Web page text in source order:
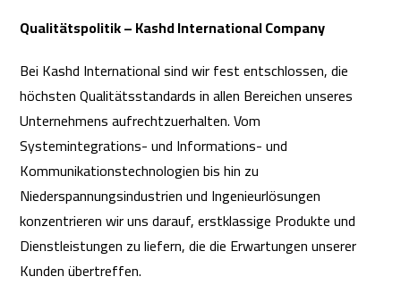
Qualitätspolitik – Kashd International Company
Bei Kashd International sind wir fest entschlossen, die
höchsten Qualitätsstandards in allen Bereichen unseres
Unternehmens aufrechtzuerhalten. Vom
Systemintegrations- und Informations- und
Kommunikationstechnologien bis hin zu
Niederspannungsindustrien und Ingenieurlösungen
konzentrieren wir uns darauf, erstklassige Produkte und
Dienstleistungen zu liefern, die die Erwartungen unserer
Kunden übertreffen.